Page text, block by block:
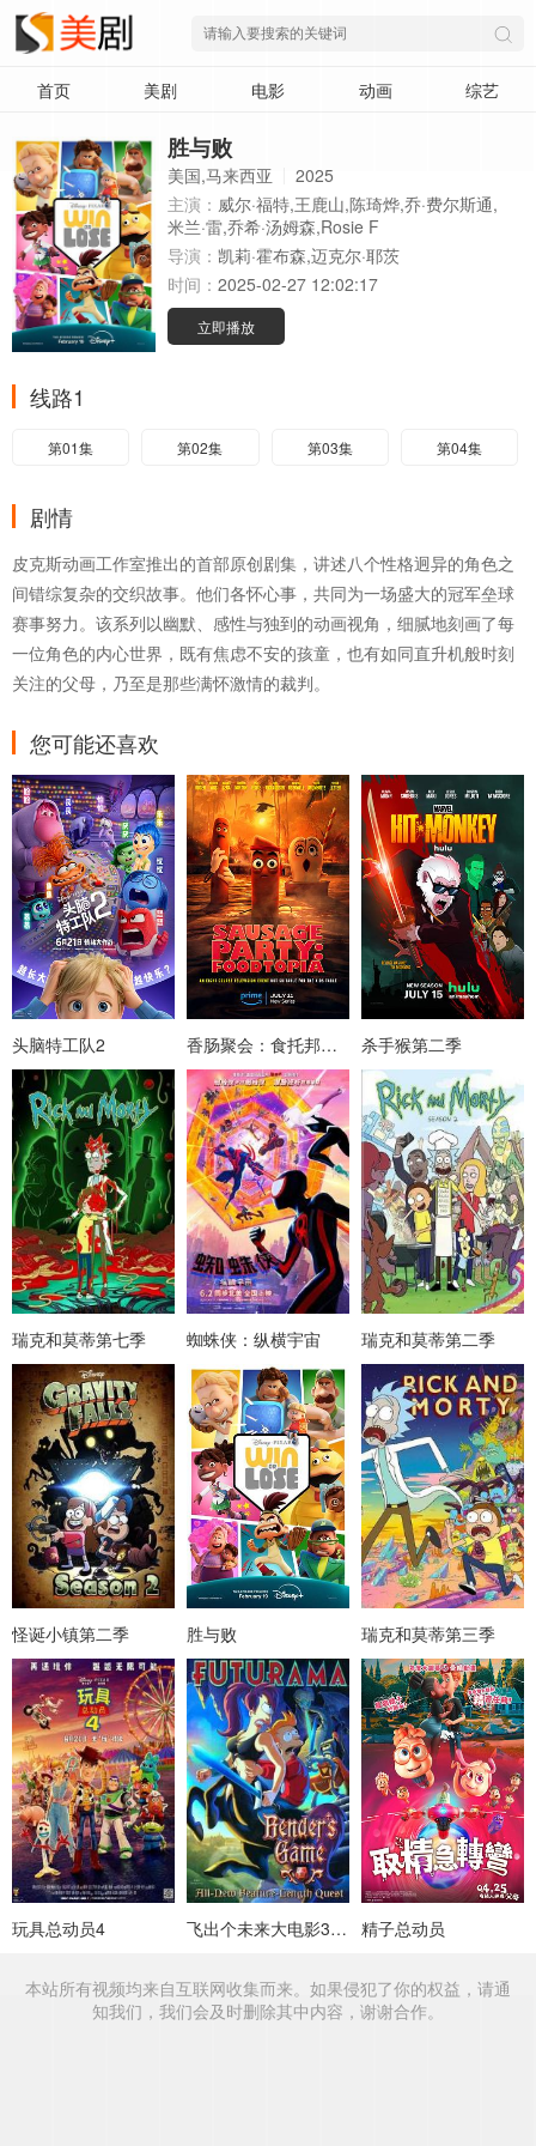
首页 美剧 电影 动画 综艺
胜与败
美国,马来西亚
2025
主演： 威尔·福特,王鹿山,陈琦烨,乔·费尔斯通,
米兰·雷,乔希·汤姆森,Rosie F
导演： 凯莉·霍布森,迈克尔·耶茨
时间： 2025-02-27 12:02:17
立即播放
线路1
第01集 第02集 第03集 第04集
剧情
皮克斯动画工作室推出的首部原创剧集，讲述八个性格迥异的角色之
间错综复杂的交织故事。他们各怀心事，共同为一场盛大的冠军垒球
赛事努力。该系列以幽默、感性与独到的动画视角，细腻地刻画了每
一位角色的内心世界，既有焦虑不安的孩童，也有如同直升机般时刻
关注的父母，乃至是那些满怀激情的裁判。
您可能还喜欢
头脑特工队2 香肠聚会：食托邦第一季 杀手猴第二季
瑞克和莫蒂第七季 蜘蛛侠：纵横宇宙 瑞克和莫蒂第二季
怪诞小镇第二季 胜与败 瑞克和莫蒂第三季
玩具总动员4 飞出个未来大电影3：班德的游戏 精子总动员
本站所有视频均来自互联网收集而来。如果侵犯了你的权益，请通
知我们，我们会及时删除其中内容，谢谢合作。